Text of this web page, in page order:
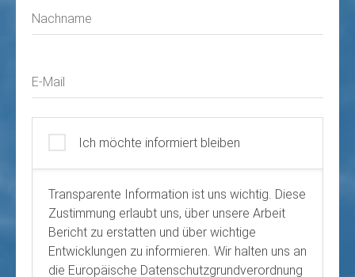
Nachname
E-Mail
Ich möchte informiert bleiben
Transparente Information ist uns wichtig. Diese
Zustimmung erlaubt uns, über unsere Arbeit
Bericht zu erstatten und über wichtige
Entwicklungen zu informieren. Wir halten uns an
die Europäische Datenschutzgrundverordnung